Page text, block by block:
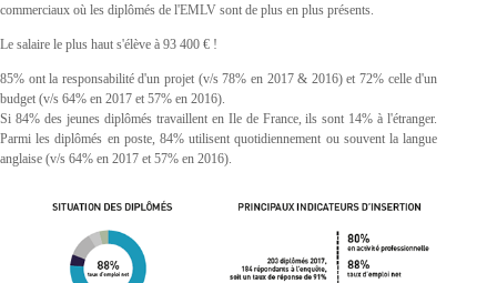
commerciaux où les diplômés de l'EMLV sont de plus en plus présents.
Le salaire le plus haut s'élève à 93 400 € !
85% ont la responsabilité d'un projet (v/s 78% en 2017 & 2016) et 72% celle d'un
budget (v/s 64% en 2017 et 57% en 2016).
Si 84% des jeunes diplômés travaillent en Ile de France, ils sont 14% à l'étranger.
Parmi les diplômés en poste, 84% utilisent quotidiennement ou souvent la langue
anglaise (v/s 64% en 2017 et 57% en 2016).